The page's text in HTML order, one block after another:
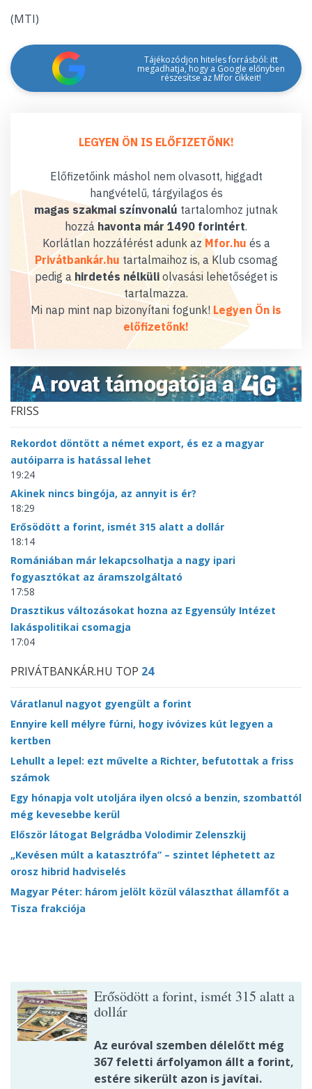
(MTI)
Tájékozódjon hiteles forrásból: itt
megadhatja, hogy a Google előnyben
részesítse az Mfor cikkeit!
LEGYEN ÖN IS ELŐFIZETŐNK!
Előfizetőink máshol nem olvasott, higgadt
hangvételű, tárgyilagos és
magas szakmai színvonalú tartalomhoz jutnak
hozzáhavonta már 1490 forintért.
Korlátlan hozzáférést adunk az Mfor.hu és a
Privátbankár.hu tartalmaihoz is, a Klub csomag
pedig a hirdetés nélküliolvasási lehetőséget is
tartalmazza.
Mi nap mint nap bizonyítani fogunk! Legyen Ön is
előfizetőnk!
FRISS
Rekordot döntött a német export, és ez a magyar
autóiparra is hatással lehet
19:24
Akinek nincs bingója, az annyit is ér?
18:29
Erősödött a forint, ismét 315 alatt a dollár
18:14
Romániában már lekapcsolhatja a nagy ipari
fogyasztókat az áramszolgáltató
17:58
Drasztikus változásokat hozna az Egyensúly Intézet
lakáspolitikai csomagja
17:04
PRIVÁTBANKÁR.HU TOP 24
Váratlanul nagyot gyengült a forint
Ennyire kell mélyre fúrni, hogy ivóvizes kút legyen a
kertben
Lehullt a lepel: ezt művelte a Richter, befutottak a friss
számok
Egy hónapja volt utoljára ilyen olcsó a benzin, szombattól
még kevesebbe kerül
Először látogat Belgrádba Volodimir Zelenszkij
„Kevésen múlt a katasztrófa” – szintet léphetett az
orosz hibrid hadviselés
Magyar Péter: három jelölt közül választhat államfőt a
Tisza frakciója
Erősödött a forint, ismét 315 alatt a
dollár
Az euróval szemben délelőtt még
367 feletti árfolyamon állt a forint,
estére sikerült azon is javítai.